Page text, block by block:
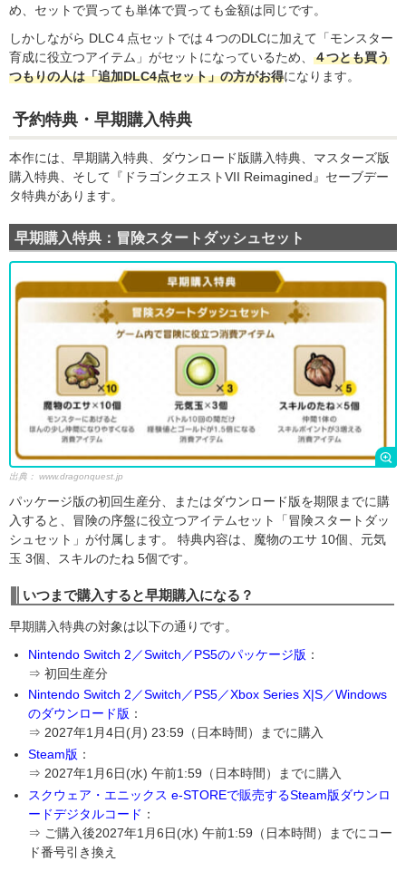
め、セットで買っても単体で買っても金額は同じです。
しかしながら DLC４点セットでは４つのDLCに加えて「モンスター
育成に役立つアイテム」がセットになっているため、 ４つとも買う
つもりの人は「追加DLC4点セット」の方がお得になります。
予約特典・早期購入特典
本作には、早期購入特典、ダウンロード版購入特典、マスターズ版
購入特典、そして『ドラゴンクエストVII Reimagined』セーブデー
タ特典があります。
早期購入特典：冒険スタートダッシュセット
出典： www.dragonquest.jp
パッケージ版の初回生産分、またはダウンロード版を期限までに購
入すると、冒険の序盤に役立つアイテムセット「冒険スタートダッ
シュセット」が付属します。 特典内容は、魔物のエサ 10個、元気
玉 3個、スキルのたね 5個です。
いつまで購入すると早期購入になる？
早期購入特典の対象は以下の通りです。
Nintendo Switch 2／Switch／PS5のパッケージ版 ：
⇒ 初回生産分
Nintendo Switch 2／Switch／PS5／Xbox Series X|S／Windows
のダウンロード版 ：
⇒ 2027年1月4日(月) 23:59（日本時間）までに購入
Steam版 ：
⇒ 2027年1月6日(水) 午前1:59（日本時間）までに購入
スクウェア・エニックス e-STOREで販売するSteam版ダウンロ
ードデジタルコード ：
⇒ ご購入後2027年1月6日(水) 午前1:59（日本時間）までにコー
ド番号引き換え